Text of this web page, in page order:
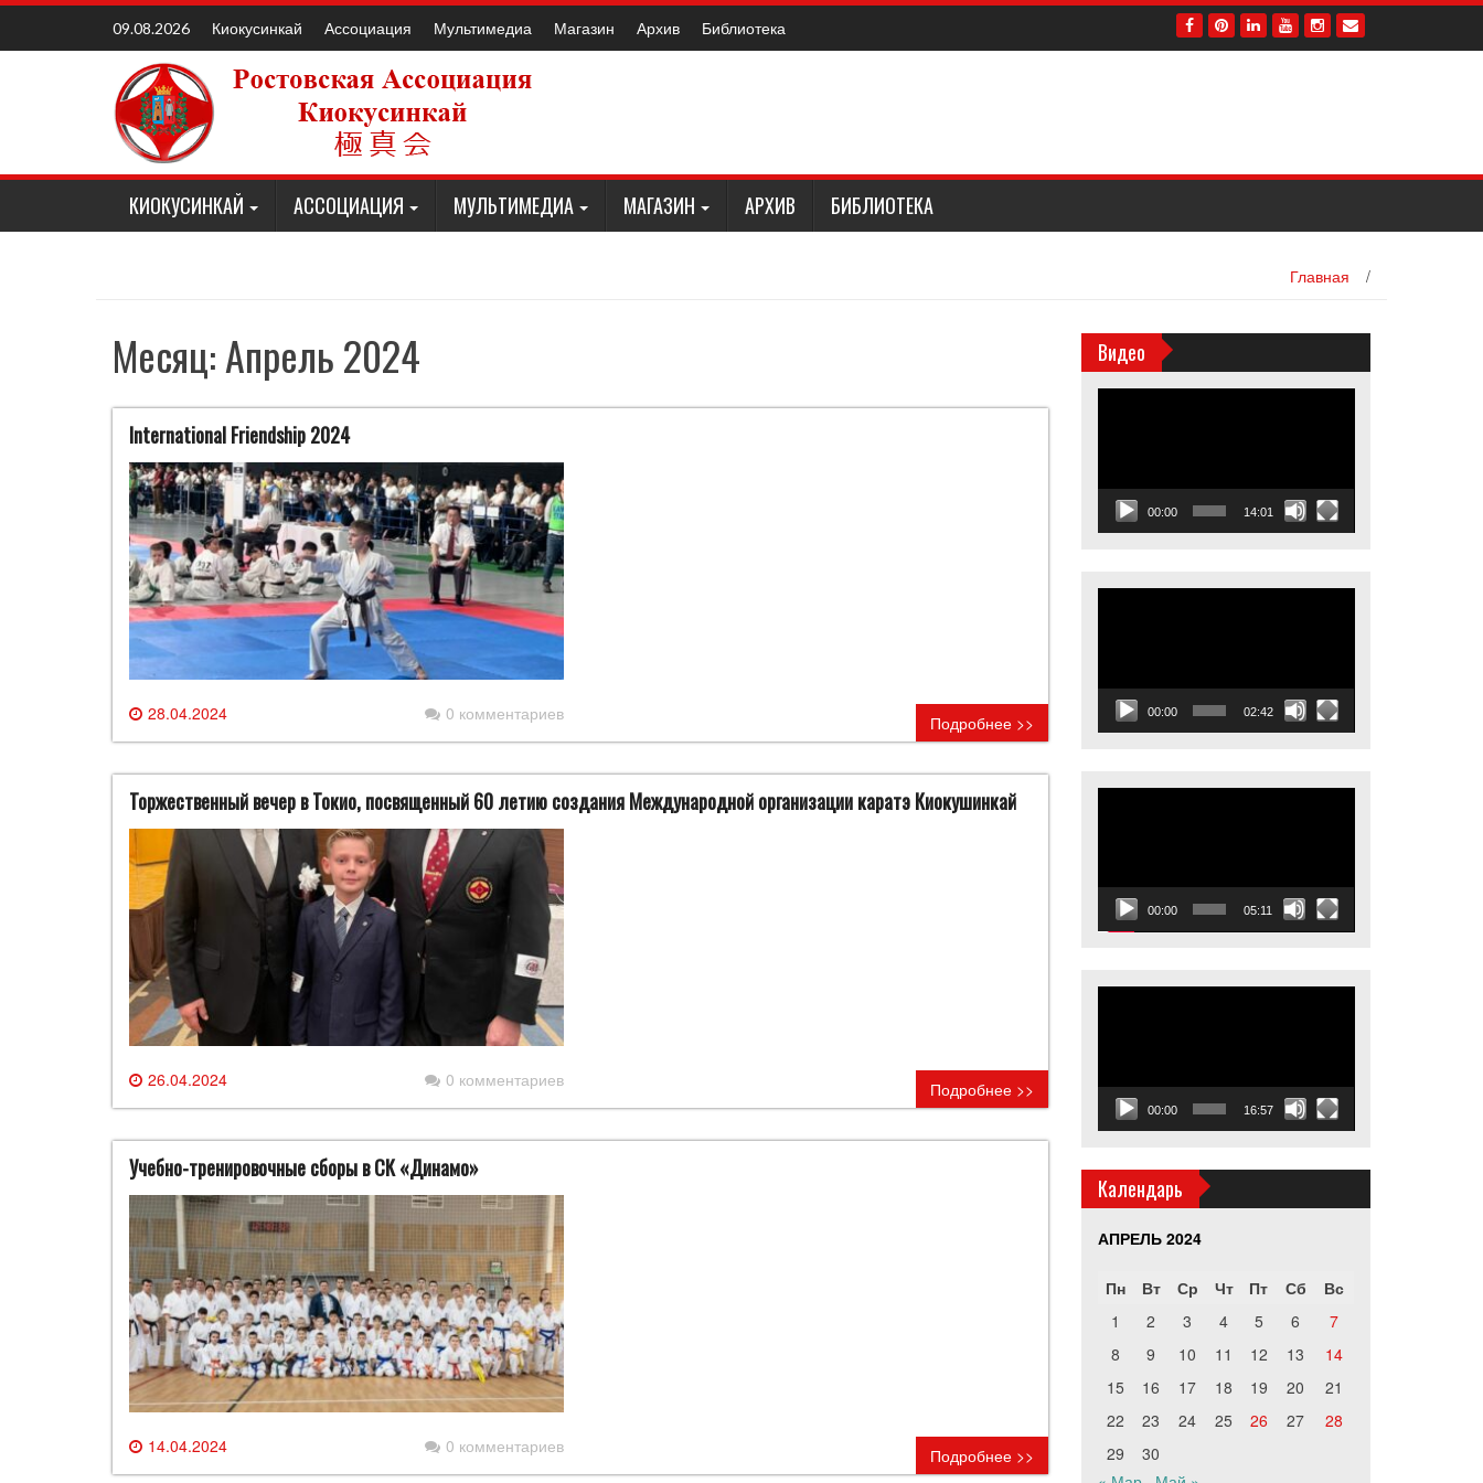
Наверх
09.08.2026 Киокусинкай Ассоциация Мультимедиа Магазин Архив Библиотека
КИОКУСИНКАЙ АССОЦИАЦИЯ МУЛЬТИМЕДИА МАГАЗИН АРХИВ БИБЛИОТЕКА
Главная /
Месяц:Апрель 2024
International Friendship 2024
28.04.2024 0 комментариев Подробнее >>
Торжественный вечер в Токио, посвященный 60 летию создания Международной организации каратэ Киокушинкай
26.04.2024 0 комментариев Подробнее >>
Учебно-тренировочные сборы в СК «Динамо»
14.04.2024 0 комментариев Подробнее >>
Видео
00:00 14:01
00:00 02:42
00:00 05:11
00:00 16:57
Календарь
АПРЕЛЬ 2024
Пн Вт Ср Чт Пт Сб
Вс
1
2 3 4 5 6
7
8
9 10 11 12 13
14
15
16 17 18 19 20
21
22
23 24 25 26 27
28
29
30